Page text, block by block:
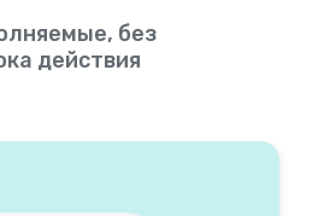
без
действия